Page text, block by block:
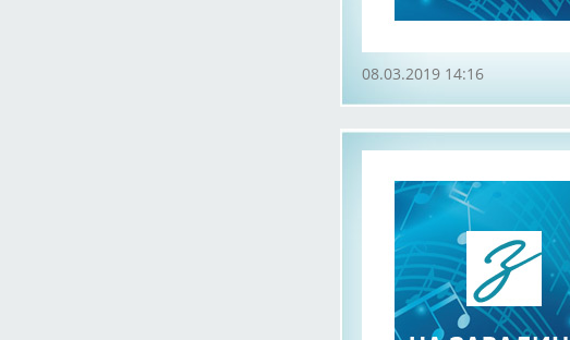
08.03.2019 14:16